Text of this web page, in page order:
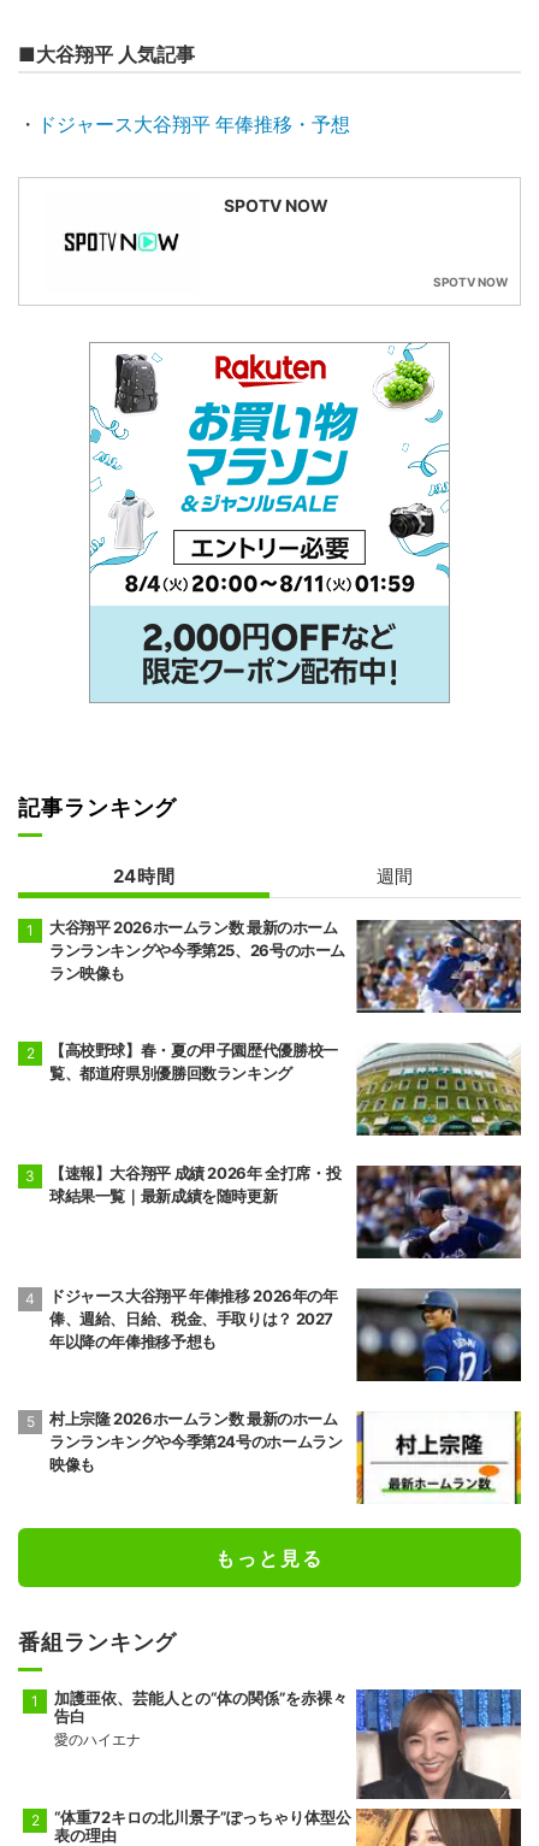
■大谷翔平 人気記事
・ ドジャース大谷翔平 年俸推移・予想
SPOTV NOW
SPOTV NOW
記事ランキング
24時間 週間
大谷翔平 2026ホームラン数 最新のホーム
ランランキングや今季第25、26号のホーム
ラン映像も
【高校野球】春・夏の甲子園歴代優勝校一
覧、都道府県別優勝回数ランキング
【速報】大谷翔平 成績 2026年 全打席・投
球結果一覧｜最新成績を随時更新
ドジャース大谷翔平 年俸推移 2026年の年
俸、週給、日給、税金、手取りは？ 2027
年以降の年俸推移予想も
村上宗隆 2026ホームラン数 最新のホーム
ランランキングや今季第24号のホームラン
映像も
もっと見る
番組ランキング
加護亜依、芸能人との“体の関係”を赤裸々
告白
愛のハイエナ
“体重72キロの北川景子”ぽっちゃり体型公
表の理由